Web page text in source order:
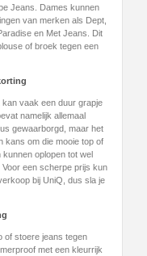
Jeans. Dames kunnen
van merken als Dept,
en Met Jeans. Dit
of broek tegen een
vaak een duur grapje
namelijk allemaal
gewaarborgd, maar het
kans om die mooie top of
oplopen tot wel
een scherpe prijs kun
bij UniQ, dus sla je
of stoere jeans tegen
met een kleurrijk